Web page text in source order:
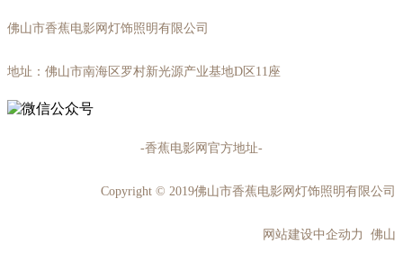
佛山市香蕉电影网灯饰照明有限公司
地址：佛山市南海区罗村新光源产业基地D区11座
-香蕉电影网官方地址-
Copyright © 2019佛山市香蕉电影网灯饰照明有限公司
网站建设中企动力 佛山